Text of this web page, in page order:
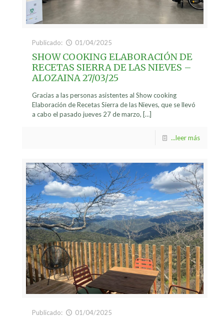
Publicado: 01/04/2025
SHOW COOKING ELABORACIÓN DE
RECETAS SIERRA DE LAS NIEVES –
ALOZAINA 27/03/25
Gracias a las personas asistentes al Show cooking
Elaboración de Recetas Sierra de las Nieves, que se llevó
a cabo el pasado jueves 27 de marzo, […]
...leer más
Publicado: 01/04/2025